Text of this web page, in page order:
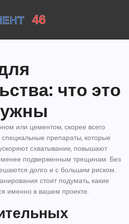
что это
или цементом, скорее всего
препараты, которые
схватывание, повышают
менее подверженным трещинам. Без
долго и с большим риском.
стоит подумать, какие
именно в вашем проекте.